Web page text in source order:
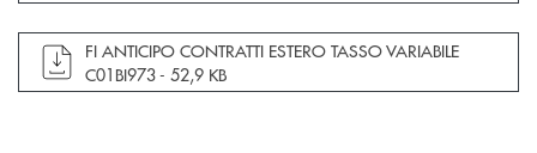
apre documento in una nuova finestra
FI ANTICIPO CONTRATTI ESTERO TASSO VARIABILE
C01BI973 - 52,9 KB